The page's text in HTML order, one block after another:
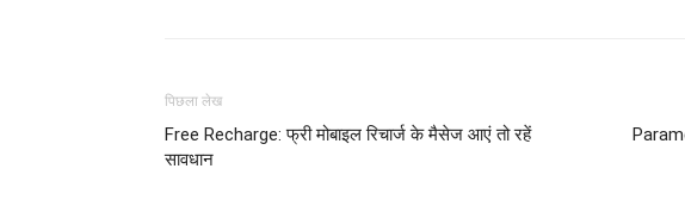
पिछला लेख
Free Recharge: फ्री मोबाइल रिचार्ज के मैसेज आएं तो रहें
सावधान